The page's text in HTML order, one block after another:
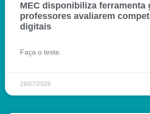
MEC disponibiliza ferramenta
professores avaliarem
digitais
Faça o teste.
28/07/2026